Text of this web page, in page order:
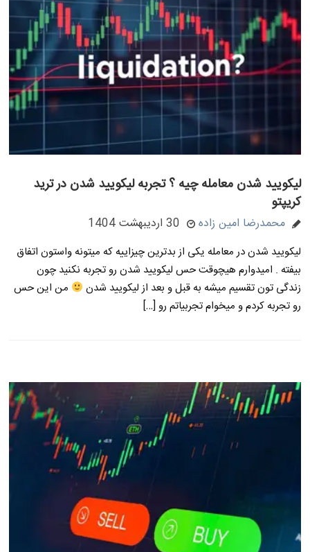
لیکویید شدن معامله چیه ؟ تجربه لیکویید شدن در ترید
کریپتو
محمدرضا امین زاده 30 اردیبهشت 1404
لیکویید شدن در معامله یکی از بدترین چیزاییه که میتونه واستون اتفاق
بیفته . امیدوارم هیچوقت حس لیکویید شدن رو تجربه نکنید چون
زندگی تون تقسیم میشه به قبل و بعد از لیکویید شدن
من این حس
رو تجربه کردم و میخوام تجربیاتم رو […]